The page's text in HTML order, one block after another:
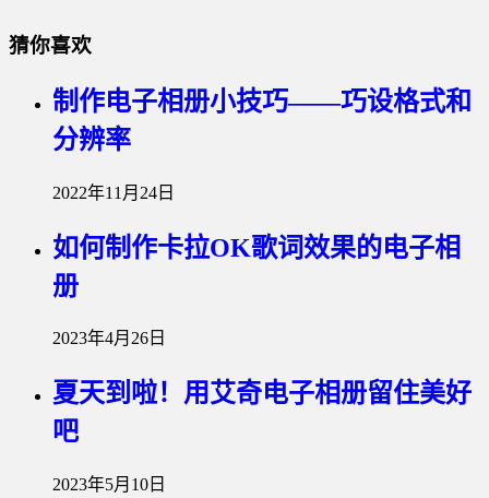
猜你喜欢
制作电子相册小技巧——巧设格式和
分辨率
2022年11月24日
如何制作卡拉OK歌词效果的电子相
册
2023年4月26日
夏天到啦！用艾奇电子相册留住美好
吧
2023年5月10日